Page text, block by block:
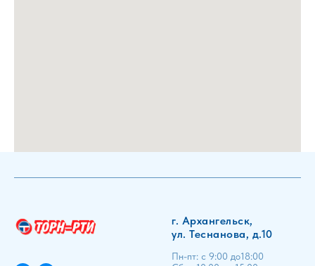
г. Архангельск,
ул. Теснанова, д.10
Пн-пт: с 9:00 до18:00